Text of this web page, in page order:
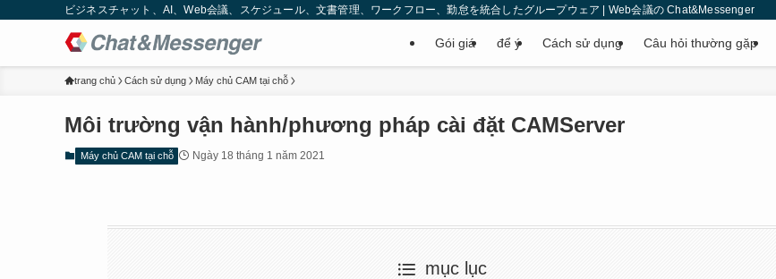
ビジネスチャット、AI、Web会議、スケジュール、文書管理、ワークフロー、勤怠を統合したグループウェア | Web会議の Chat&Messenger
Gói giá để ý Cách sử dụng Câu hỏi thường gặp
trang chủ Cách sử dụng Máy chủ CAM tại chỗ
Môi trường vận hành/phương pháp cài đặt CAMServer
Máy chủ CAM tại chỗ Ngày 18 tháng 1 năm 2021
mục lục